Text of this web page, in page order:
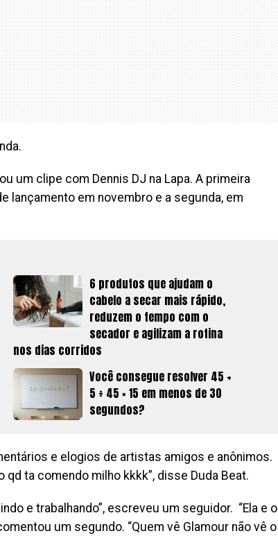
um clipe com Dennis DJ na Lapa. A primeira
lançamento em novembro e a segunda, em
6 produtos que ajudam o
cabelo a secar mais rápido,
reduzem o tempo com o
secador e agilizam a rotina
nos dias corridos
Você consegue resolver 45 +
5 ÷ 45 × 15 em menos de 30
segundos?
e elogios de artistas amigos e anônimos.
qd ta comendo milho kkkk”, disse Duda Beat.
e trabalhando”, escreveu um seguidor. “Ela e o
um segundo. “Quem vê Glamour não vê o